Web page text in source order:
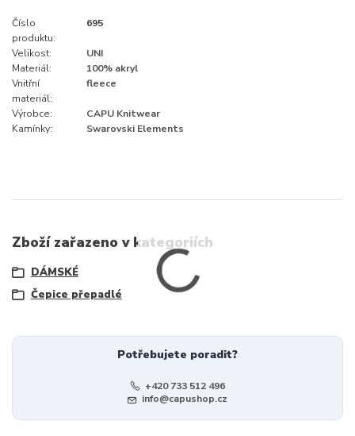
Číslo
produktu:
695
Velikost:
UNI
Materiál:
100% akryl
Vnitřní
materiál:
fleece
Výrobce:
CAPU Knitwear
Kamínky:
Swarovski Elements
Zboží zařazeno v kategoriích
DÁMSKÉ
Čepice přepadlé
Potřebujete poradit?
+420 733 512 496
info@capushop.cz